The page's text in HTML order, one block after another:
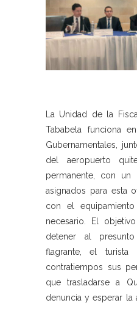
La Unidad de la
Tababela funciona
Gubernamentales,
del aeropuerto
permanente, con
asignados para esta
con el
necesario. El
detener al
flagrante, el turista
contratiempos sus
que trasladarse a
denuncia y esperar la